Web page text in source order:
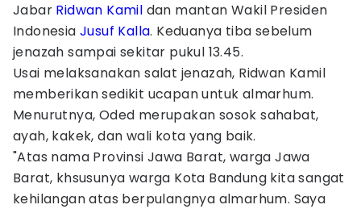
Jabar Ridwan Kamil dan mantan Wakil Presiden
IndonesiaJusuf Kalla. Keduanya tiba sebelum
jenazah sampai sekitar pukul 13.45.
Usai melaksanakan salat jenazah, Ridwan Kamil
memberikan sedikit ucapan untuk almarhum.
Menurutnya, Oded merupakan sosok sahabat,
ayah, kakek, dan wali kota yang baik.
"Atas nama Provinsi Jawa Barat, warga Jawa
Barat, khsusunya warga Kota Bandung kita sangat
kehilangan atas berpulangnya almarhum. Saya